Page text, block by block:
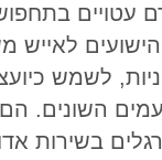
עטויים
הישועים לאייש
לשמש
השונים.
בשירות